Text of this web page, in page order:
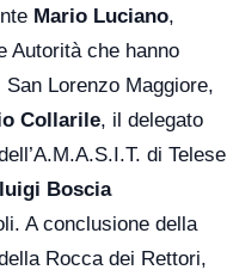
Mario Luciano,
Autorità che hanno
Lorenzo Maggiore,
Collarile, il delegato
di Telese
Boscia
A conclusione della
Rocca dei Rettori,